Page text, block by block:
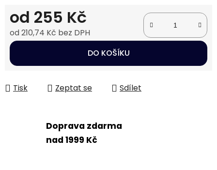
od 255 Kč
od210,74 Kč bez DPH
Měrná cena:
DO KOŠÍKU
Tisk Zeptat se Sdílet
Doprava zdarma
nad 1999 Kč